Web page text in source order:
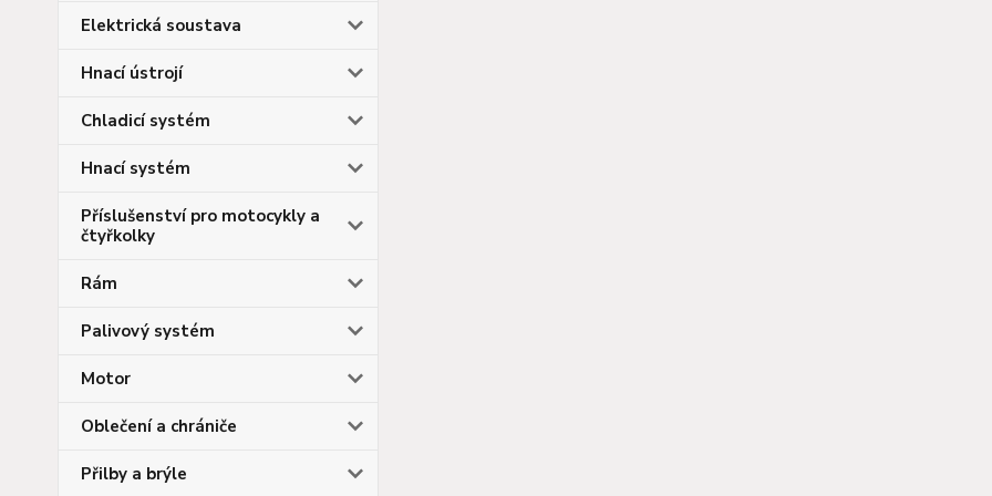
Elektrická soustava
Hnací ústrojí
Chladicí systém
Hnací systém
Příslušenství pro motocykly a
čtyřkolky
Rám
Palivový systém
Motor
Oblečení a chrániče
Přilby a brýle